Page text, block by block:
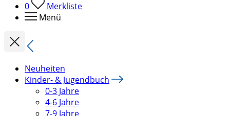
0
Merkliste
Menü
Neuheiten
Kinder- & Jugendbuch
0-3 Jahre
4-6 Jahre
7-9 Jahre